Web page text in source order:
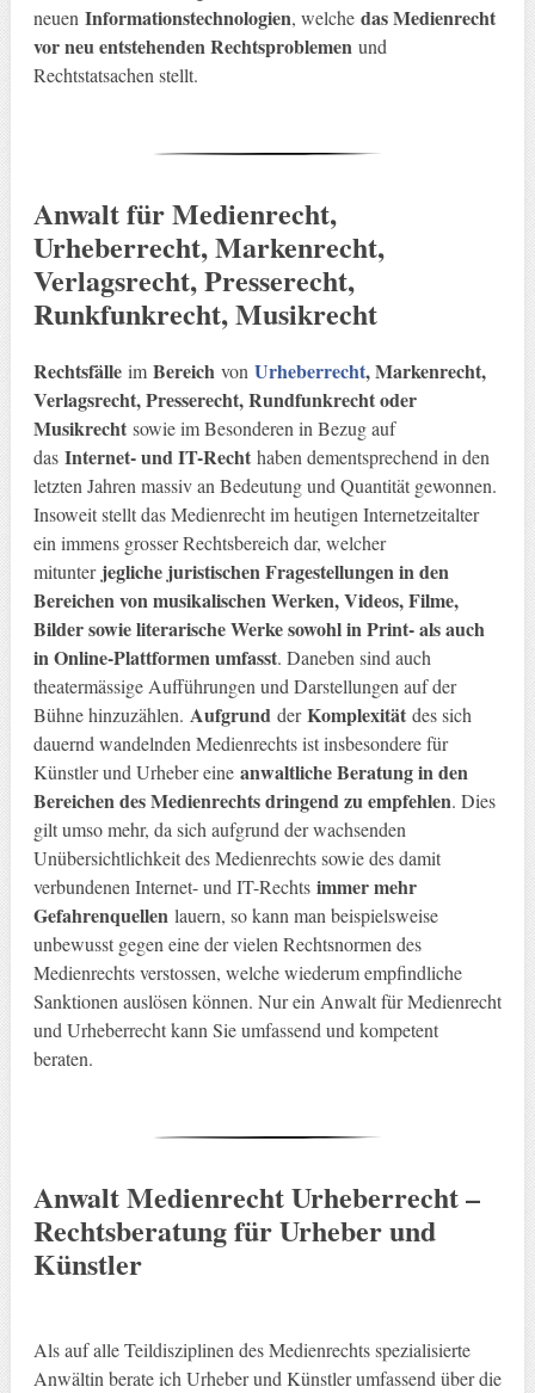
neuen Informationstechnologien, welche das Medienrecht
vor neu entstehenden Rechtsproblemen und
Rechtstatsachen stellt.
Anwalt für Medienrecht,
Urheberrecht, Markenrecht,
Verlagsrecht, Presserecht,
Runkfunkrecht, Musikrecht
Rechtsfälleim Bereich von Urheberrecht, Markenrecht,
Verlagsrecht, Presserecht, Rundfunkrecht oder
Musikrechtsowie im Besonderen in Bezug auf
das Internet- und IT-Rechthaben dementsprechend in den
letzten Jahren massiv an Bedeutung und Quantität gewonnen.
Insoweit stellt das Medienrecht im heutigen Internetzeitalter
ein immens grosser Rechtsbereich dar, welcher
mitunter jegliche juristischen Fragestellungen in den
Bereichen von musikalischen Werken, Videos, Filme,
Bilder sowie literarische Werke sowohl in Print- als auch
in Online-Plattformen umfasst. Daneben sind auch
theatermässige Aufführungen und Darstellungen auf der
Bühne hinzuzählen. Aufgrund derKomplexitätdes sich
dauernd wandelnden Medienrechts ist insbesondere für
Künstler und Urheber eine anwaltliche Beratung in den
Bereichen des Medienrechts dringend zu empfehlen. Dies
gilt umso mehr, da sich aufgrund der wachsenden
Unübersichtlichkeit des Medienrechts sowie des damit
verbundenen Internet- und IT-Rechts immer mehr
Gefahrenquellen lauern, so kann man beispielsweise
unbewusst gegen eine der vielen Rechtsnormen des
Medienrechts verstossen, welche wiederum empfindliche
Sanktionen auslösen können. Nur ein Anwalt für Medienrecht
und Urheberrecht kann Sie umfassend und kompetent
beraten.
Anwalt Medienrecht Urheberrecht –
Rechtsberatung für Urheber und
Künstler
Als auf alle Teildisziplinen des Medienrechts spezialisierte
Anwältin berate ich Urheber und Künstler umfassend über die